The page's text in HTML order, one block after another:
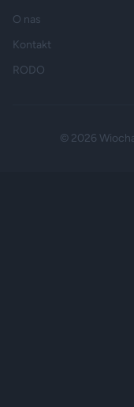
O nas
Kontakt
RODO
© 2026